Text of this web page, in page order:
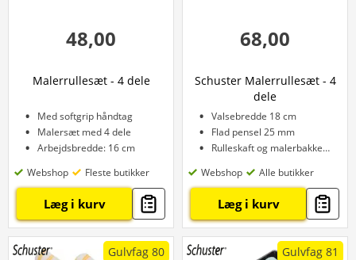
48,00
Malerrullesæt - 4 dele
Med softgrip håndtag
Malersæt med 4 dele
Arbejdsbredde: 16 cm
Webshop
Fleste butikker
Læg i kurv
68,00
Schuster Malerrullesæt - 4
dele
Valsebredde 18 cm
Flad pensel 25 mm
Rulleskaft og malerbakke medfølger
Webshop
Alle butikker
Læg i kurv
Gulvfag 80 Gulvfag 81